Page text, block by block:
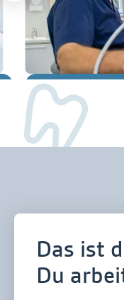
Slide 2 of 7.
Das ist
Du